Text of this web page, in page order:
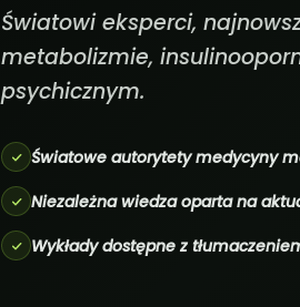
Światowi eksperci,
metabolizmie,
psychicznym.
Światowe autorytety medycyny
Niezależna wiedza oparta na
Wykłady dostępne z